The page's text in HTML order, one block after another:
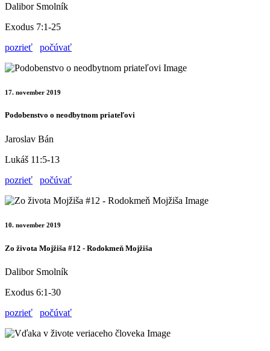
Dalibor Smolník
Exodus 7:1-25
pozrieť
počúvať
17. november 2019
Podobenstvo o neodbytnom priateľovi
Jaroslav Bán
Lukáš 11:5-13
pozrieť
počúvať
10. november 2019
Zo života Mojžiša #12 - Rodokmeň Mojžiša
Dalibor Smolník
Exodus 6:1-30
pozrieť
počúvať